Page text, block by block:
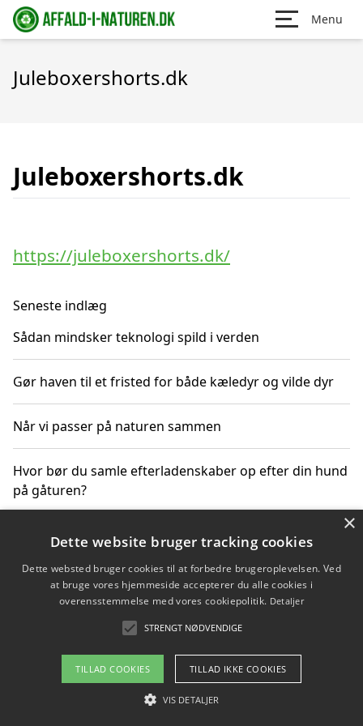
Menu
Juleboxershorts.dk
Juleboxershorts.dk
https://juleboxershorts.dk/
Seneste indlæg
Sådan mindsker teknologi spild i verden
Gør haven til et fristed for både kæledyr og vilde dyr
Når vi passer på naturen sammen
Hvor bør du samle efterladenskaber op efter din hund
på gåturen?
Sådan rydder du effektivt op efter et stort event
Copyright 2026 - Pilanto Aps
Om / kontakt
Blog Betingelser
×
Dette website bruger tracking cookies
Dette websted bruger cookies til at forbedre brugeroplevelsen. Ved
at bruge vores hjemmeside accepterer du alle cookies i
overensstemmelse med vores cookiepolitik. Detaljer
STRENGT NØDVENDIGE
TILLAD COOKIES TILLAD IKKE COOKIES
VIS DETALJER